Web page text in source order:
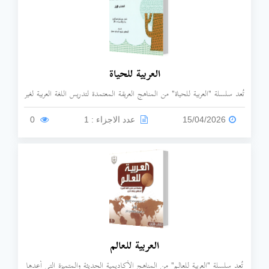
العربية للحياة
تُعد سلسلة "العربية للحياة" من المناهج العريقة المعتمدة لتدريس اللغة العربية لغير
الناطقين بها، وهي من إصدارات معهد اللغة العربية بـ جامعة الملك سعود
بالرياض.
15/04/2026 عدد الاجزاء : 1
العربية للعالم